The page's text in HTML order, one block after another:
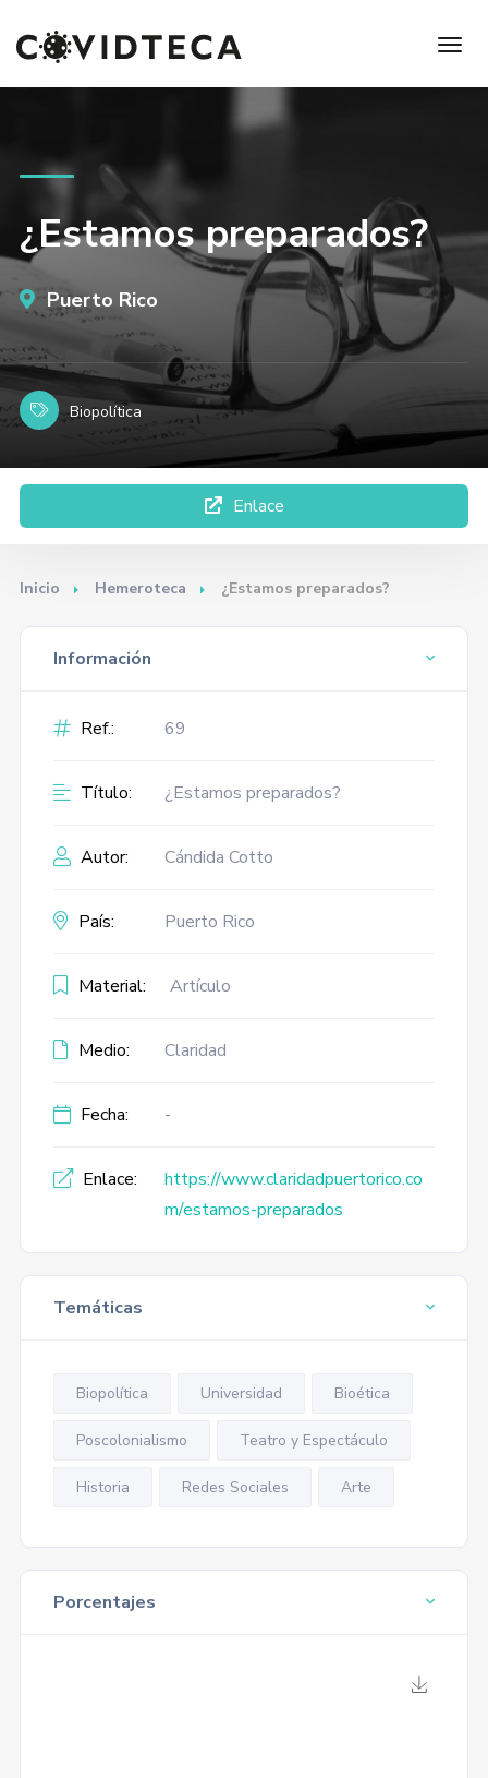
¿Estamos preparados?
Puerto Rico
Biopolítica
Enlace
Inicio Hemeroteca ¿Estamos preparados?
Información
Ref.: 69
Título: ¿Estamos preparados?
Autor: Cándida Cotto
País: Puerto Rico
Material: Artículo
Medio: Claridad
Fecha: -
Enlace:
https://www.claridadpuertorico.co
m/estamos-preparados
Temáticas
Biopolítica Universidad Bioética
Poscolonialismo Teatro y Espectáculo
Historia Redes Sociales Arte
Porcentajes